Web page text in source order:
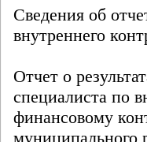
Сведения об
внутреннего
Отчет о
специалиста по
финансовому
муниципального